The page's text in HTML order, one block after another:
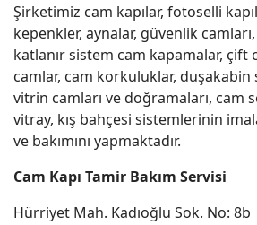
Şirketimiz cam kapılar, fotoselli
kepenkler, aynalar, güvenlik
katlanır sistem cam kapamalar, çift
camlar, cam korkuluklar, duşakabin
vitrin camları ve doğramaları, cam
vitray, kış bahçesi sistemlerinin
ve bakımını yapmaktadır.
Cam Kapı Tamir Bakım Servisi
Hürriyet Mah. Kadıoğlu Sok. No: 8b